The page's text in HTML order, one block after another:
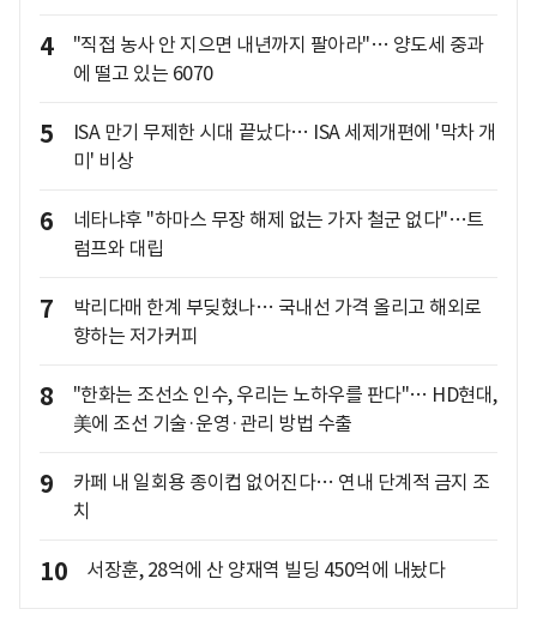
4
"직접 농사 안 지으면 내년까지 팔아라"… 양도세 중과
에 떨고 있는 6070
5
ISA 만기 무제한 시대 끝났다… ISA 세제개편에 '막차 개
미' 비상
6
네타냐후 "하마스 무장 해제 없는 가자 철군 없다"…트
럼프와 대립
7
박리다매 한계 부딪혔나… 국내선 가격 올리고 해외로
향하는 저가커피
8
"한화는 조선소 인수, 우리는 노하우를 판다"… HD현대,
美에 조선 기술·운영·관리 방법 수출
9
카페 내 일회용 종이컵 없어진다… 연내 단계적 금지 조
치
10 서장훈, 28억에 산 양재역 빌딩 450억에 내놨다